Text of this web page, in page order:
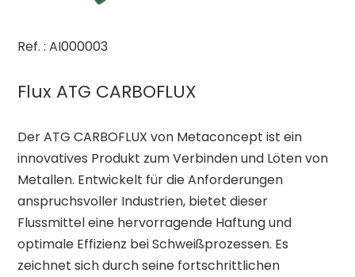
Ref. : AI000003
Flux ATG CARBOFLUX
Der ATG CARBOFLUX von Metaconcept ist ein
innovatives Produkt zum Verbinden und Löten von
Metallen. Entwickelt für die Anforderungen
anspruchsvoller Industrien, bietet dieser
Flussmittel eine hervorragende Haftung und
optimale Effizienz bei Schweißprozessen. Es
zeichnet sich durch seine fortschrittlichen